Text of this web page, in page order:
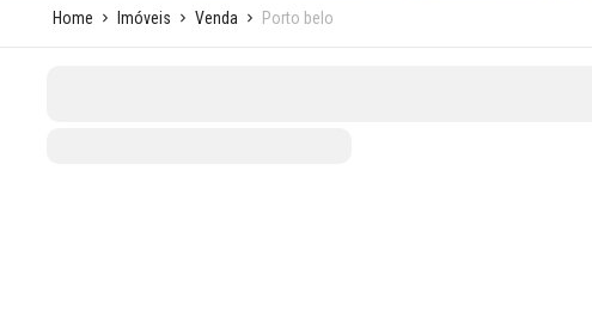
Home Imóveis Venda Porto belo